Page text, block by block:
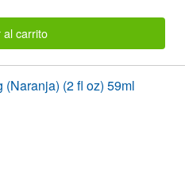
al carrito
(Naranja) (2 fl oz) 59ml